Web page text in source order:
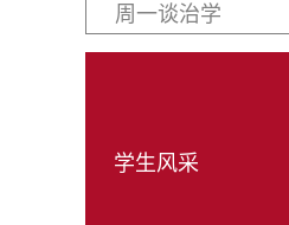
周一谈治学
学生风采